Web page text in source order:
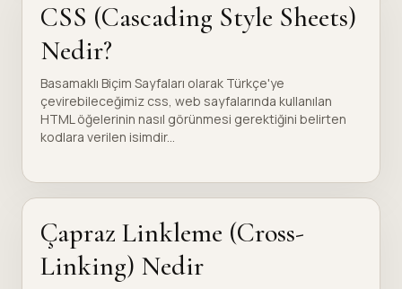
CSS (Cascading Style Sheets)
Nedir?
Basamaklı Biçim Sayfaları olarak Türkçe'ye
çevirebileceğimiz css, web sayfalarında kullanılan
HTML öğelerinin nasıl görünmesi gerektiğini belirten
kodlara verilen isimdir...
Çapraz Linkleme (Cross-
Linking) Nedir